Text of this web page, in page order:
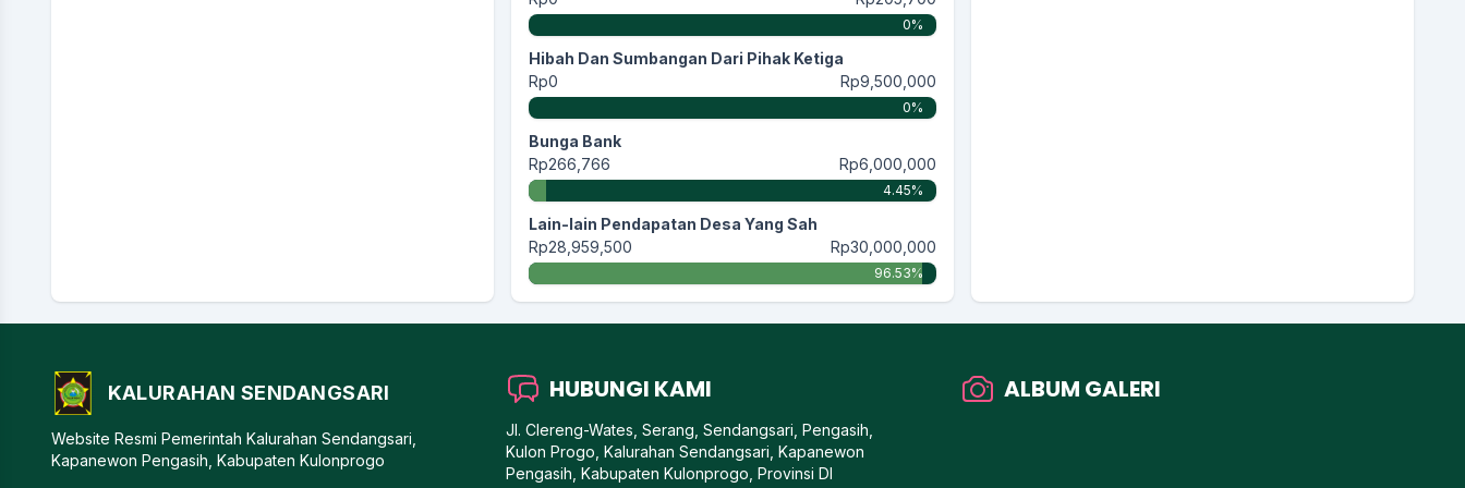
0%
Hibah Dan Sumbangan Dari Pihak Ketiga
Rp0
Rp9,500,000
0%
Bunga Bank
Rp266,766
Rp6,000,000
4.45%
Lain-lain Pendapatan Desa Yang Sah
Rp28,959,500
Rp30,000,000
96.53%
KALURAHAN SENDANGSARI
Website Resmi Pemerintah Kalurahan Sendangsari,
Kapanewon Pengasih, Kabupaten Kulonprogo
HUBUNGI KAMI
Jl. Clereng-Wates, Serang, Sendangsari, Pengasih,
Kulon Progo, Kalurahan Sendangsari, Kapanewon
Pengasih, Kabupaten Kulonprogo, Provinsi DI
ALBUM GALERI